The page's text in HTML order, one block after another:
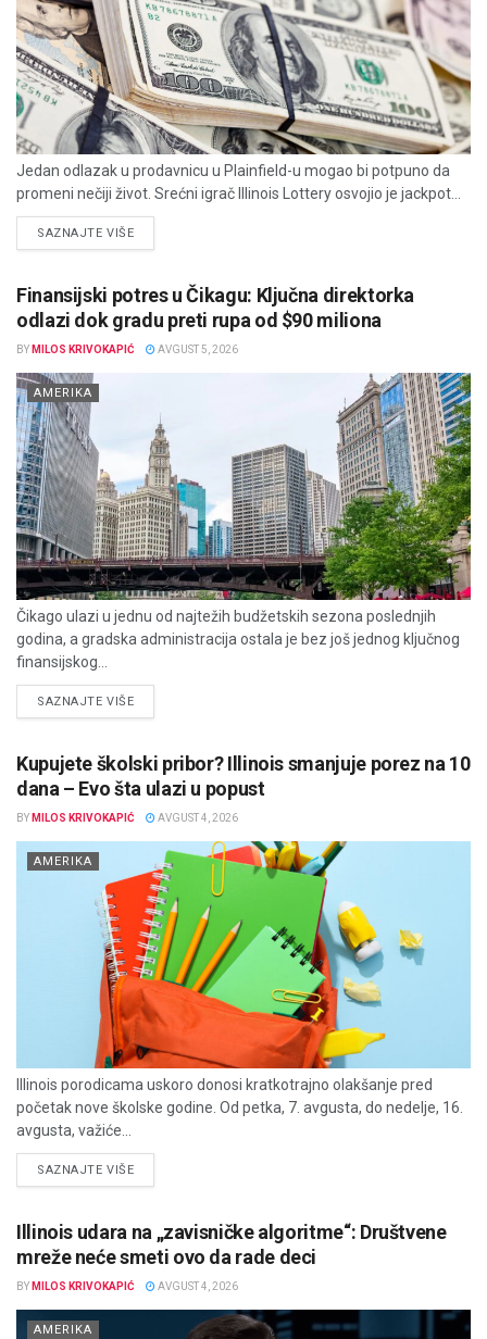
Jedan odlazak u prodavnicu u Plainfield-u mogao bi potpuno da
promeni nečiji život. Srećni igrač Illinois Lottery osvojio je jackpot...
SAZNAJTE VIŠEDETAILS
Finansijski potres u Čikagu: Ključna direktorka
odlazi dok gradu preti rupa od $90 miliona
BY MILOS KRIVOKAPIĆ AVGUST 5, 2026
AMERIKA
Čikago ulazi u jednu od najtežih budžetskih sezona poslednjih
godina, a gradska administracija ostala je bez još jednog ključnog
finansijskog...
SAZNAJTE VIŠEDETAILS
Kupujete školski pribor? Illinois smanjuje porez na 10
dana – Evo šta ulazi u popust
BY MILOS KRIVOKAPIĆ AVGUST 4, 2026
AMERIKA
Illinois porodicama uskoro donosi kratkotrajno olakšanje pred
početak nove školske godine. Od petka, 7. avgusta, do nedelje, 16.
avgusta, važiće...
SAZNAJTE VIŠEDETAILS
Illinois udara na „zavisničke algoritme“: Društvene
mreže neće smeti ovo da rade deci
BY MILOS KRIVOKAPIĆ AVGUST 4, 2026
AMERIKA